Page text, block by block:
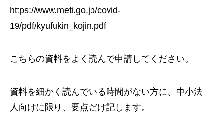
https://www.meti.go.jp/covid-
19/pdf/kyufukin_kojin.pdf
こちらの資料をよく読んで申請してください。
資料を細かく読んでいる時間がない方に、中小法
人向けに限り、要点だけ記します。